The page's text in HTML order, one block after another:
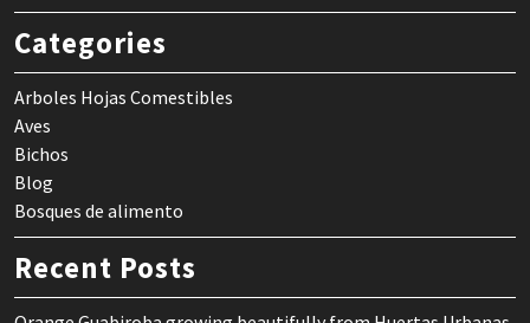
Categories
Arboles Hojas Comestibles
Aves
Bichos
Blog
Bosques de alimento
Recent Posts